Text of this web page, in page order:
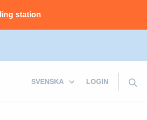
station
LOGIN